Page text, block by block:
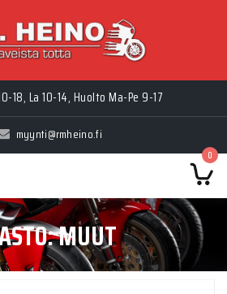
18, La 10-14, Huolto Ma-Pe 9-17
myynti@rmheino.fi
0
MUUT